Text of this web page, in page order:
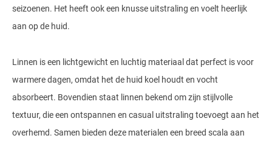
seizoenen. Het heeft ook een knusse uitstraling en voelt heerlijk
aan op de huid.
Linnen is een lichtgewicht en luchtig materiaal dat perfect is voor
warmere dagen, omdat het de huid koel houdt en vocht
absorbeert. Bovendien staat linnen bekend om zijn stijlvolle
textuur, die een ontspannen en casual uitstraling toevoegt aan het
overhemd. Samen bieden deze materialen een breed scala aan